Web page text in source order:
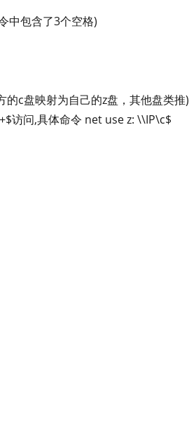
中包含了3个空格)
c盘映射为自己的z盘，其他盘类推)
访问,具体命令 net use z: \\IP\c$